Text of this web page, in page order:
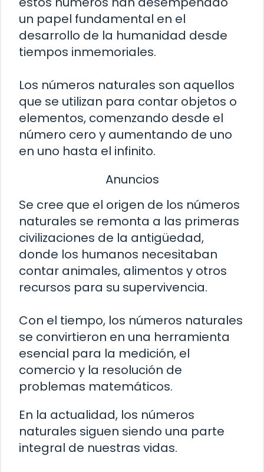
un papel fundamental en el
desarrollo de la humanidad desde
tiempos inmemoriales.
Los números naturales son aquellos
que se utilizan para contar objetos o
elementos, comenzando desde el
número cero y aumentando de uno
en uno hasta el infinito.
Anuncios
Se cree que el origen de los números
naturales se remonta a las primeras
civilizaciones de la antigüedad,
donde los humanos necesitaban
contar animales, alimentos y otros
recursos para su supervivencia.
Con el tiempo, los números naturales
se convirtieron en una herramienta
esencial para la medición, el
comercio y la resolución de
problemas matemáticos.
En la actualidad, los números
naturales siguen siendo una parte
integral de nuestras vidas.